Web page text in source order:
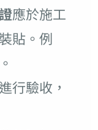
應於施工
貼。例
行驗收，